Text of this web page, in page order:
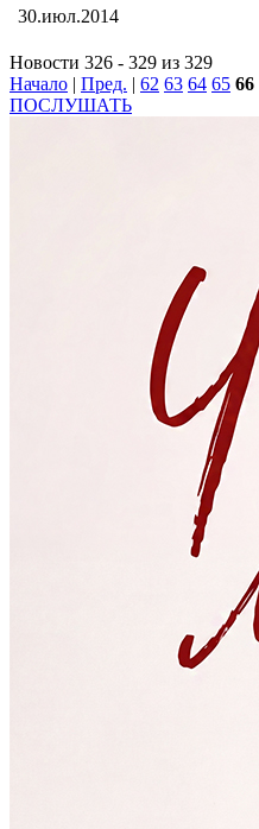
30.июл.2014
Новости 326 - 329 из 329
Начало | Пред. | 62 63 64 65 66
ПОСЛУШАТЬ